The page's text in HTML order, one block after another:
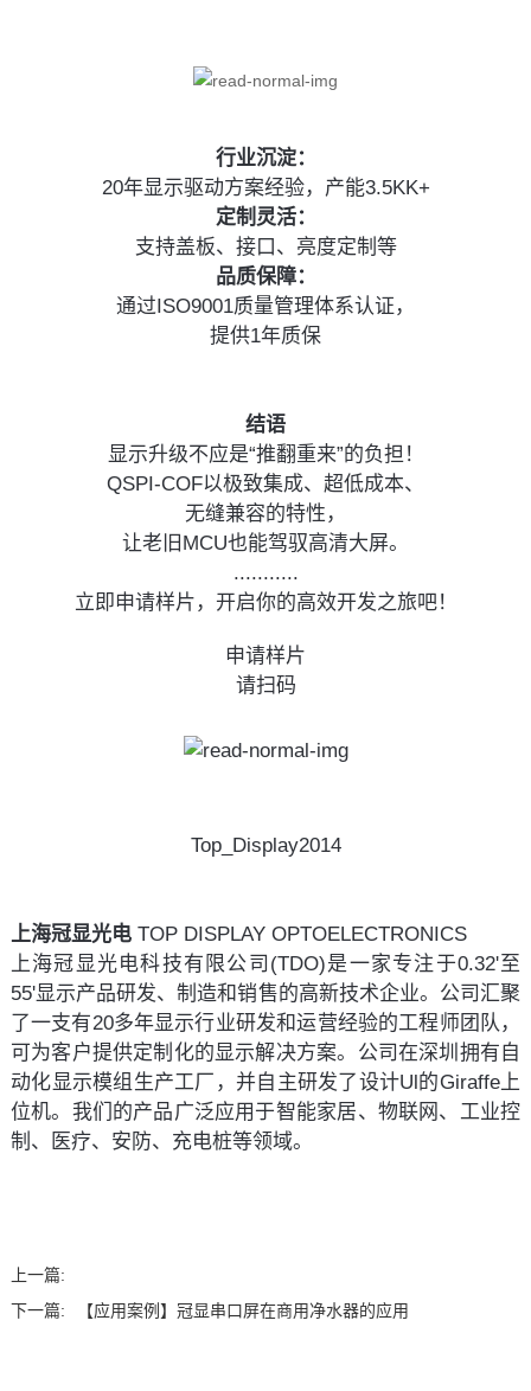
行业沉淀：
20年显示驱动方案经验，产能3.5KK+
定制灵活：
支持盖板、接口、亮度定制等
品质保障：
通过ISO9001质量管理体系认证，
提供1年质保
结语
显示升级不应是“推翻重来”的负担！
QSPI-COF以极致集成、超低成本、
无缝兼容的特性，
让老旧MCU也能驾驭高清大屏。
...........
立即申请样片，开启你的高效开发之旅吧！
申请样片
请扫码
Top_Display2014
上海冠显光电 TOP DISPLAY OPTOELECTRONICS
上海冠显光电科技有限公司(TDO)是一家专注于0.32'至
55'显示产品研发、制造和销售的高新技术企业。公司汇聚
了一支有20多年显示行业研发和运营经验的工程师团队，
可为客户提供定制化的显示解决方案。公司在深圳拥有自
动化显示模组生产工厂，并自主研发了设计Ul的Giraffe上
位机。我们的产品广泛应用于智能家居、物联网、工业控
制、医疗、安防、充电桩等领域。
上一篇:
下一篇:
【应用案例】冠显串口屏在商用净水器的应用